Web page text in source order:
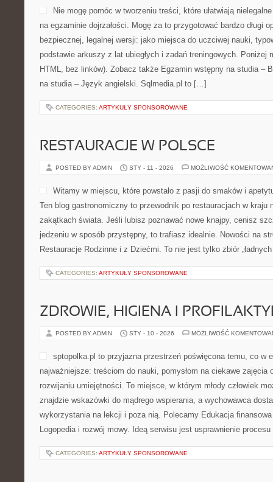
Nie mogę pomóc w tworzeniu treści, które ułatwiają
na egzaminie dojrzałości. Mogę za to przygotować bardzo długi
bezpiecznej, legalnej wersji: jako miejsca do uczciwej nauki,
podstawie arkuszy z lat ubiegłych i zadań treningowych. Poniżej
HTML, bez linków). Zobacz także Egzamin wstępny na studia –
na studia – Język angielski. Sqlmedia.pl to […]
CATEGORIES: ARTYKUŁY SPONSOROWANE
RESTAURACJE W POLSCE
POSTED BY ADMIN STY - 11 - 2026 MOŻLIWOŚĆ
Witamy w miejscu, które powstało z pasji do smaków i
Ten blog gastronomiczny to przewodnik po restauracjach w kraju
zakątkach świata. Jeśli lubisz poznawać nowe knajpy, cenisz
jedzeniu w sposób przystępny, to trafiasz idealnie. Nowości na
Restauracje Rodzinne i z Dziećmi. To nie jest tylko zbiór
CATEGORIES: ARTYKUŁY SPONSOROWANE
ZDROWIE, HIGIENA I
POSTED BY ADMIN STY - 10 - 2026 MOŻLIWOŚĆ
sptopolka.pl to przyjazna przestrzeń poświęcona temu, co w
najważniejsze: treściom do nauki, pomysłom na ciekawe zajęcia
rozwijaniu umiejętności. To miejsce, w którym młody człowiek
znajdzie wskazówki do mądrego wspierania, a wychowawca
wykorzystania na lekcji i poza nią. Polecamy Edukacja
Logopedia i rozwój mowy. Ideą serwisu jest usprawnienie
CATEGORIES: ARTYKUŁY SPONSOROWANE